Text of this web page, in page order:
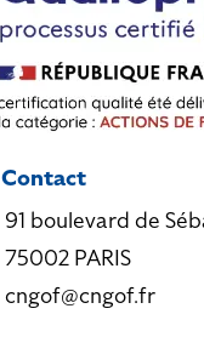
Contact
91 boulevard de
75002 PARIS
cngof@cngof.fr